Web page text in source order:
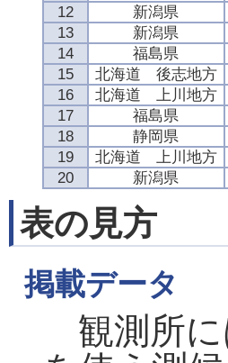
12
新潟県
13
新潟県
14
福島県
15
北海道 後志地方
16
北海道 上川地方
17
福島県
18
静岡県
19
北海道 上川地方
20
新潟県
表の見方
掲載データ
観測所に